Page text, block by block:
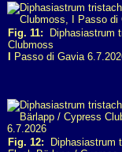
Fig. 11: Diphasiastrum
Clubmoss
Passo di Gavia
Fig. 12: Diphasiastrum